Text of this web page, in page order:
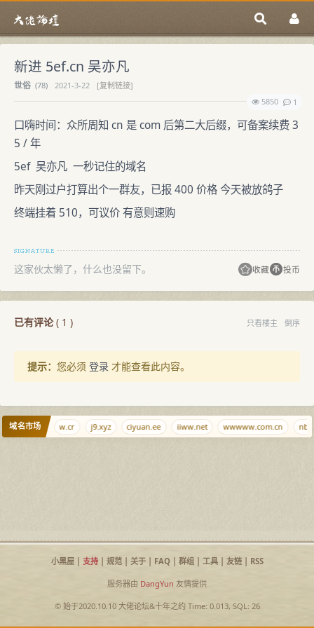
新进 5ef.cn 吴亦凡
世俗 (78) 2021-3-22
[复制链接]
5850
1
口嗨时间：众所周知 cn 是 com 后第二大后缀，可备案续费 3
5 / 年
5ef 吴亦凡 一秒记住的域名
昨天刚过户打算出个一群友，已报 400 价格 今天被放鸽子
终端挂着 510，可议价 有意则速购
这家伙太懒了，什么也没留下。 收藏 投币
已有评论( 1 ) 只看楼主 倒序
提示： 您必须 登录 才能查看此内容。
域名市场
878.info w.cr j9.xyz ciyuan.ee iiww.net wwwww.com.cn nb.ci
小黑屋| 支持| 规范| 关于| FAQ| 群组| 工具| 友链| RSS
服务器由 DangYun 友情提供
© 始于2020.10.10 大佬论坛&十年之约Time: 0.013, SQL: 26